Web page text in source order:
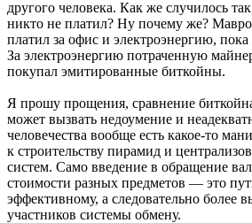
другого человека. Как же случилось
никто не платил? Ну почему же?
платил за офис и электроэнергию,
За электроэнергию потраченную
покупал эмитированные биткойны.
Я прошу прощения, сравнение
может вызвать недоумение и
человечества вообще есть какое-то
к строительству пирамид и
систем. Само введение в обращение
стоимости разных предметов — это
эффективному, а следовательно более
участников системы обмену.